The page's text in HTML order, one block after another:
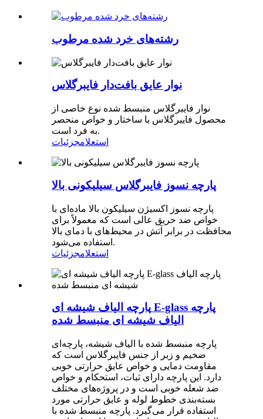
رشته‌های خرد شده مرطوب
نوار عایق بافت‌دار فایبرگلاس
نوار فایبرگلاس منبسط شده نوع خاصی از
محصول فایبرگلاس با ساختار و خواص منحصر
به فرد است.
استعلامجزئیات
پارچه نسوز فایبرگلاس سیلیکونی بالا
پارچه نسوز اکسیژن سیلیکون بالا ماده‌ای با
خواص ضد حریق عالی است که معمولاً برای
محافظت در برابر آتش در محیط‌های با دمای بالا
استفاده می‌شود.
استعلامجزئیات
پارچه الیاف شیشه ای E-glass پارچه
الیاف شیشه ای منبسط شده
پارچه منبسط شده با الیاف شیشه، پارچه‌ای
ضخیم و زبر از جنس فایبرگلاس است که
مقاومت دمایی و خواص عایق حرارتی خوبی
دارد. این پارچه دارای ثبات، استحکام و خواص
ضد شعله خوبی است و در پروژه‌های مختلف
بسته‌بندی خطوط لوله و عایق حرارتی مورد
استفاده قرار می‌گیرد. پارچه منبسط شده با